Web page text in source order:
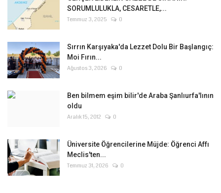
SORUMLULUKLA, CESARETLE,...
Temmuz 3, 2025 0
Sırrın Karşıyaka'da Lezzet Dolu Bir Başlangıç:
Moi Fırın...
Ağustos 3, 2026 0
Ben bilmem eşim bilir'de Araba Şanlıurfa'lının
oldu
Aralık 15, 2012 0
Üniversite Öğrencilerine Müjde: Öğrenci Affı
Meclis'ten...
Temmuz 31, 2026 0